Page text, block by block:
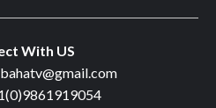
With US